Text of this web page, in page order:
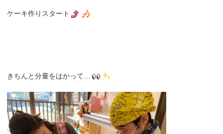
ケーキ作りスタート
きちんと分量をはかって…